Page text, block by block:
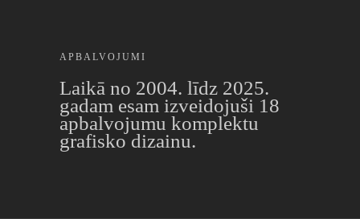
APBALVOJUMI
Laikā no 2004. līdz 2025.
gadam esam izveidojuši 18
apbalvojumu komplektu
grafisko dizainu.